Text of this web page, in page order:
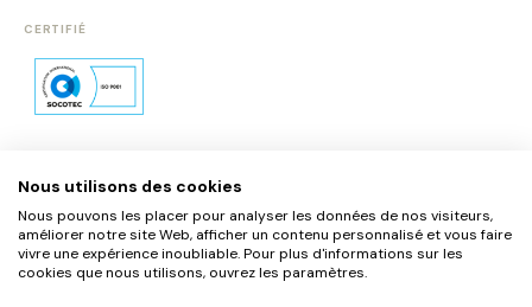
CERTIFIÉ
SE CONNECTER
S'INSCRIRE
MENTIONS LÉGALES
Nous utilisons des cookies
Nous pouvons les placer pour analyser les données de nos visiteurs,
améliorer notre site Web, afficher un contenu personnalisé et vous faire
vivre une expérience inoubliable. Pour plus d'informations sur les
cookies que nous utilisons, ouvrez les paramètres.